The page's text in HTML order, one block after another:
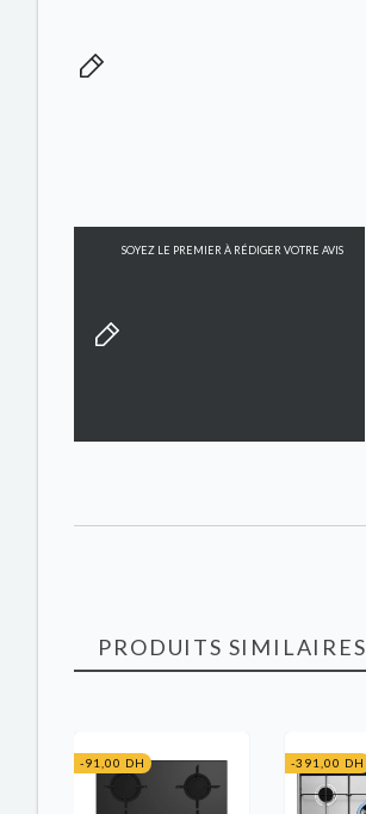
SOYEZ LE PREMIER À RÉDIGER VOTRE AVIS
PRODUITS SIMILAIRES
-91,00 DH -391,00 DH